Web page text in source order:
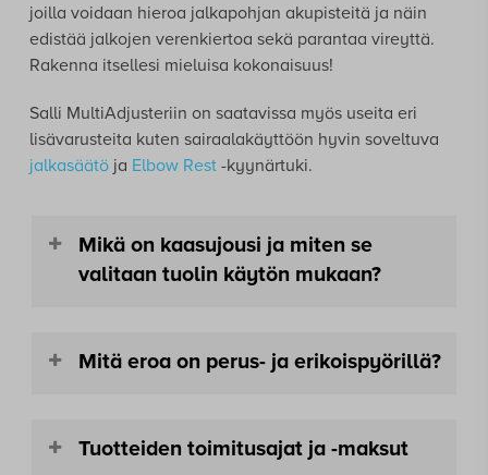
joilla voidaan hieroa jalkapohjan akupisteitä ja näin
edistää jalkojen verenkiertoa sekä parantaa vireyttä.
Rakenna itsellesi mieluisa kokonaisuus!
Salli MultiAdjusteriin on saatavissa myös useita eri
lisävarusteita kuten sairaalakäyttöön hyvin soveltuva
jalkasäätö ja Elbow Rest-kyynärtuki.
Mikä on kaasujousi ja miten se
valitaan tuolin käytön mukaan?
Tuoleihimme on valittavissa S, M tai tai L -
jonka lisähinta on 58 € (sis. alv). Käyttäjän pituus
ja työpisteen korkeus vaikuttavat siihen, kuinka
Mitä eroa on perus- ja erikoispyörillä?
tiedot näet tuotteen teknisistä tiedoista.
Tuotteiden toimitusajat ja -maksut